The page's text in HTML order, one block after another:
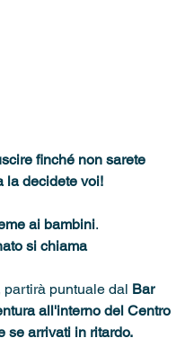
finché non sarete
la decidete voi!
ai bambini.
si chiama
partirà puntuale dal Bar
all'interno del Centro
se arrivati in ritardo.